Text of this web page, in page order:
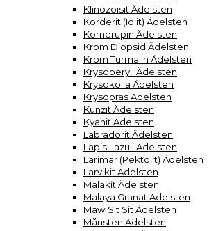
Klinozoisit Ädelsten
Korderit (Iolit) Ädelsten
Kornerupin Ädelsten
Krom Diopsid Ädelsten
Krom Turmalin Ädelsten
Krysoberyll Ädelsten
Krysokolla Ädelsten
Krysopras Ädelsten
Kunzit Ädelsten
Kyanit Ädelsten
Labradorit Ädelsten
Lapis Lazuli Ädelsten
Larimar (Pektolit) Ädelsten
Larvikit Ädelsten
Malakit Ädelsten
Malaya Granat Ädelsten
Maw Sit Sit Ädelsten
Månsten Ädelsten